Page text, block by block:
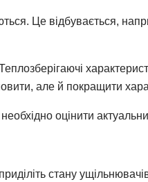
Це відбувається,
але й покращити
оцінити
стану